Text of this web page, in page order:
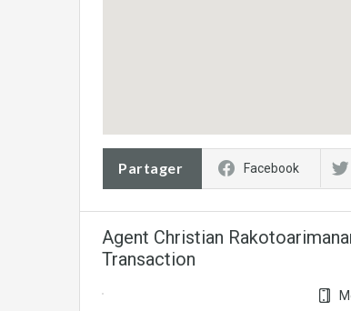
Partager Facebook
Agent Christian
Transaction